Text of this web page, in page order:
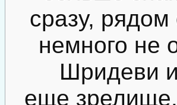
сразу,
немного не
Шридеви
еще